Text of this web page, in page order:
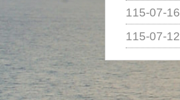
115-07-16
115-07-12